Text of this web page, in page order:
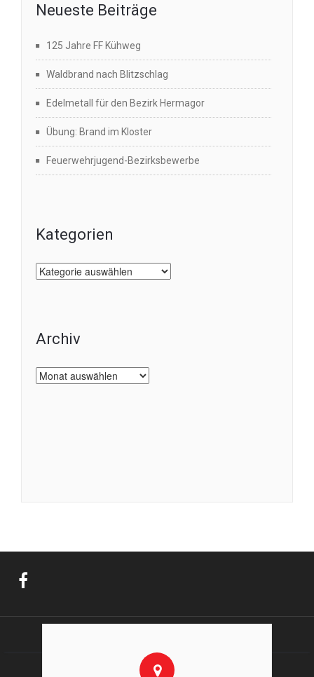
Neueste Beiträge
125 Jahre FF Kühweg
Waldbrand nach Blitzschlag
Edelmetall für den Bezirk Hermagor
Übung: Brand im Kloster
Feuerwehrjugend-Bezirksbewerbe
Kategorien
Kategorien
Archiv
Archiv